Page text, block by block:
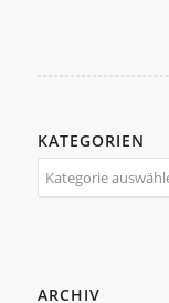
KATEGORIEN
Kategorien
ARCHIV